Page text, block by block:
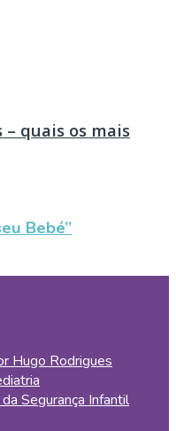
quais os mais
Bebé”
Hugo Rodrigues
Segurança Infantil